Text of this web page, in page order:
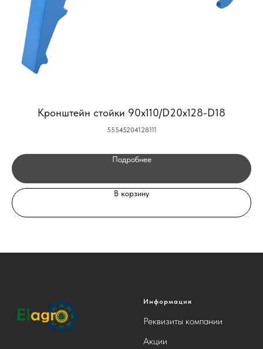
Кронштейн стойки 90x110/D20x128-D18
55545204128111
Подробнее
В корзину
Информация
Реквизиты компании
Акции